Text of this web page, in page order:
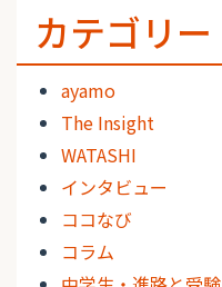
カテゴリー
ayamo
The Insight
WATASHI
インタビュー
ココなび
コラム